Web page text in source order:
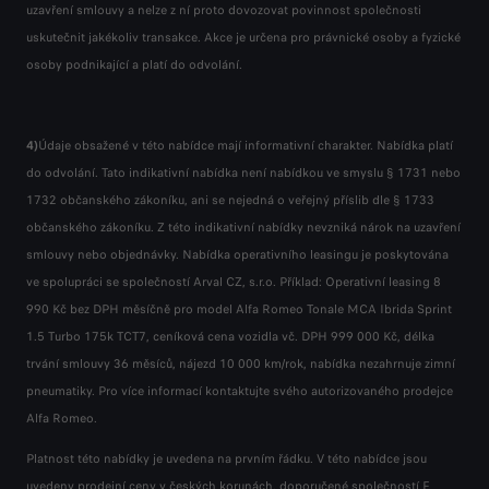
uzavření smlouvy a nelze z ní proto dovozovat povinnost společnosti
uskutečnit jakékoliv transakce. Akce je určena pro právnické osoby a fyzické
osoby podnikající a platí do odvolání.
4)Údaje obsažené v této nabídce mají informativní charakter. Nabídka platí
do odvolání. Tato indikativní nabídka není nabídkou ve smyslu § 1731 nebo
1732 občanského zákoníku, ani se nejedná o veřejný příslib dle § 1733
občanského zákoníku. Z této indikativní nabídky nevzniká nárok na uzavření
smlouvy nebo objednávky. Nabídka operativního leasingu je poskytována
ve spolupráci se společností Arval CZ, s.r.o. Příklad: Operativní leasing 8
990 Kč bez DPH měsíčně pro model Alfa Romeo Tonale MCA Ibrida Sprint
1.5 Turbo 175k TCT7, ceníková cena vozidla vč. DPH 999 000 Kč, délka
trvání smlouvy 36 měsíců, nájezd 10 000 km/rok, nabídka nezahrnuje zimní
pneumatiky. Pro více informací kontaktujte svého autorizovaného prodejce
Alfa Romeo.
Platnost této nabídky je uvedena na prvním řádku. V této nabídce jsou
uzavření smlouvy a nelze z ní proto dovozovat povinnost společnosti
uskutečnit jakékoliv transakce. Akce je určena pro právnické osoby a fyzické
osoby podnikající a platí do odvolání.
4)Údaje obsažené v této nabídce mají informativní charakter. Nabídka platí
do odvolání. Tato indikativní nabídka není nabídkou ve smyslu § 1731 nebo
1732 občanského zákoníku, ani se nejedná o veřejný příslib dle § 1733
občanského zákoníku. Z této indikativní nabídky nevzniká nárok na uzavření
smlouvy nebo objednávky. Nabídka operativního leasingu je poskytována
ve spolupráci se společností Arval CZ, s.r.o. Příklad: Operativní leasing 8
990 Kč bez DPH měsíčně pro model Alfa Romeo Tonale MCA Ibrida Sprint
1.5 Turbo 175k TCT7, ceníková cena vozidla vč. DPH 999 000 Kč, délka
trvání smlouvy 36 měsíců, nájezd 10 000 km/rok, nabídka nezahrnuje zimní
pneumatiky. Pro více informací kontaktujte svého autorizovaného prodejce
Alfa Romeo.
Platnost této nabídky je uvedena na prvním řádku. V této nabídce jsou
uzavření smlouvy a nelze z ní proto dovozovat povinnost společnosti
uskutečnit jakékoliv transakce. Akce je určena pro právnické osoby a fyzické
osoby podnikající a platí do odvolání.
4)Údaje obsažené v této nabídce mají informativní charakter. Nabídka platí
do odvolání. Tato indikativní nabídka není nabídkou ve smyslu § 1731 nebo
1732 občanského zákoníku, ani se nejedná o veřejný příslib dle § 1733
občanského zákoníku. Z této indikativní nabídky nevzniká nárok na uzavření
smlouvy nebo objednávky. Nabídka operativního leasingu je poskytována
ve spolupráci se společností Arval CZ, s.r.o. Příklad: Operativní leasing 8
990 Kč bez DPH měsíčně pro model Alfa Romeo Tonale MCA Ibrida Sprint
1.5 Turbo 175k TCT7, ceníková cena vozidla vč. DPH 999 000 Kč, délka
trvání smlouvy 36 měsíců, nájezd 10 000 km/rok, nabídka nezahrnuje zimní
pneumatiky. Pro více informací kontaktujte svého autorizovaného prodejce
Alfa Romeo.
Platnost této nabídky je uvedena na prvním řádku. V této nabídce jsou